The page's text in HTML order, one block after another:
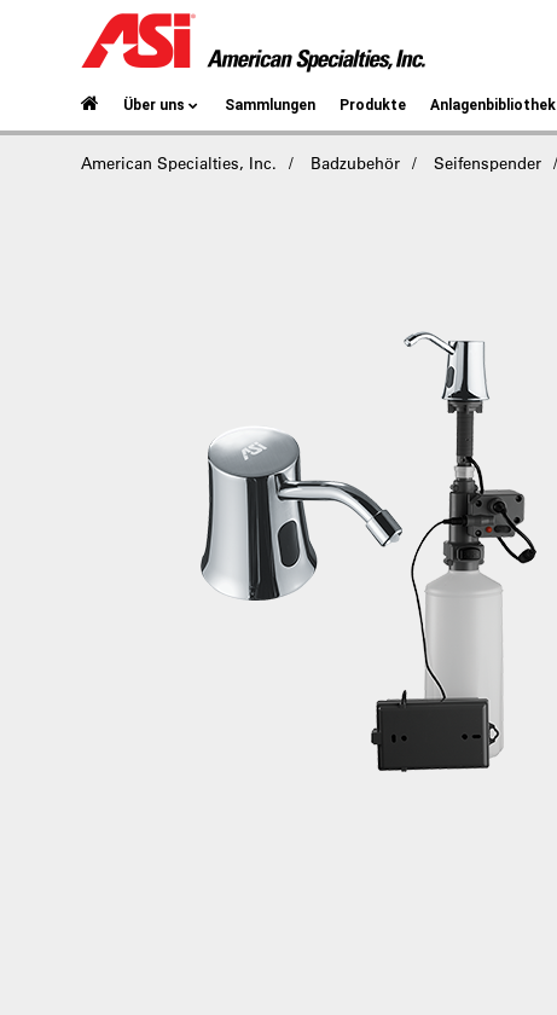
Über uns Sammlungen Produkte Anlagenbibliothek
American Specialties, Inc. Badzubehör Seifenspender